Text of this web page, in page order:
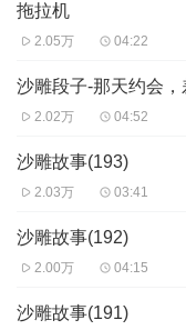
拖拉机
2.05万 04:22
沙雕段子-那天约会
2.02万 04:52
沙雕故事(193)
2.03万 03:41
沙雕故事(192)
2.00万 04:15
沙雕故事(191)